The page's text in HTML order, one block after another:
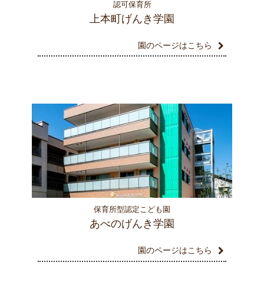
認可保育所
上本町げんき学園
園のページはこちら
保育所型認定こども園
あべのげんき学園
園のページはこちら